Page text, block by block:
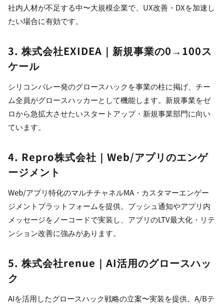
社内人材が不足する中〜大規模企業で、UX改善・DXを加速し
たい場合に有効です。
3. 株式会社EXIDEA｜新規事業の0→100ス
ケール
シリコンバレー発のグロースハックを事業の柱に掲げ、チー
ム全員がグロースハッカーとして機能します。新規事業をゼ
ロから急拡大させたいスタートアップ・新規事業部門に向い
ています。
4. Repro株式会社｜Web/アプリのエンゲ
ージメント
Web/アプリ特化のマルチチャネルMA・カスタマーエンゲー
ジメントプラットフォームを提供。プッシュ通知やアプリ内
メッセージをノーコードで実装し、アプリのLTV最大化・リテ
ンション改善に強みがあります。
5. 株式会社renue｜AI活用のグロースハッ
ク
AIを活用したグロースハック戦略の立案〜実装を提供。A/Bテ